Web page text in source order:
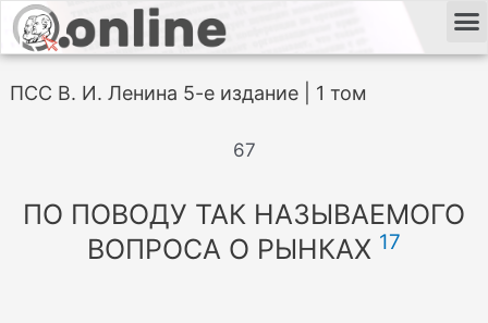
ПСС В. И. Ленина 5-е издание | 1 том
67
ПО ПОВОДУ ТАК НАЗЫВАЕМОГО
ВОПРОСА О РЫНКАХ 17